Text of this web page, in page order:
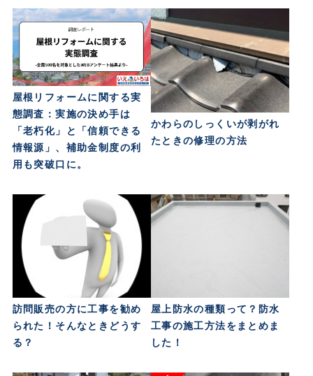
屋根リフォームに関する実
態調査：実施の決め手は
「老朽化」と「信頼できる
情報源」、補助金制度の利
用も突破口に。
かわらのしっくいが剥がれ
たときの修理の方法
訪問販売の方に工事を勧め
られた！そんなときどうす
る？
屋上防水の種類って？防水
工事の施工方法をまとめま
した！